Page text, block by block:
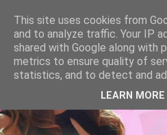
This site uses cookies from
and to analyze traffic. Your IP
shared with Google along with
metrics to ensure quality of
statistics, and to detect and
LEARN MORE